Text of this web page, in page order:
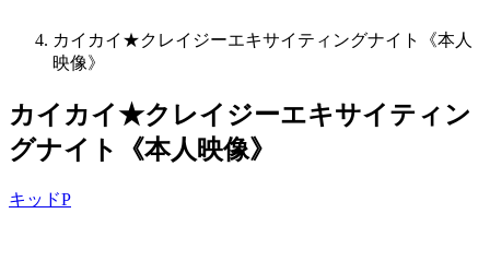
カイカイ★クレイジーエキサイティングナイト《本人
映像》
カイカイ★クレイジーエキサイティン
グナイト《本人映像》
キッドP